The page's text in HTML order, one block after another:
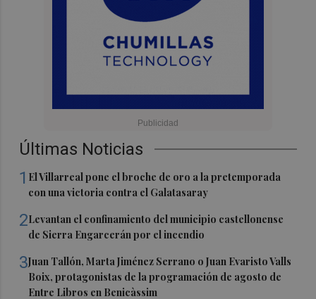
Últimas Noticias
1 El Villarreal pone el broche de oro a la pretemporada
con una victoria contra el Galatasaray
2Levantan el confinamiento del municipio castellonense
de Sierra Engarcerán por el incendio
3Juan Tallón, Marta Jiménez Serrano o Juan Evaristo Valls
Boix, protagonistas de la programación de agosto de
Entre Libros en Benicàssim